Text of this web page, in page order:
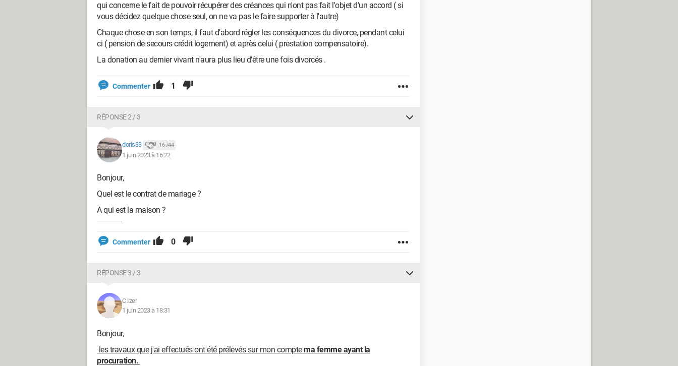
qui concerne le fait de pouvoir récupérer des créances qui n'ont pas fait l'objet d'un accord ( si
vous décidez quelque chose seul, on ne va pas le faire supporter à l'autre)
Chaque chose en son temps, il faut d'abord régler les conséquences du divorce, pendant celui
ci ( pension de secours crédit logement) et après celui ( prestation compensatoire).
La donation au dernier vivant n'aura plus lieu d'être une fois divorcés .
Commenter 1
RÉPONSE 2 / 3
doris33 16 744
1 juin 2023 à 16:22
Bonjour,
Quel est le contrat de mariage ?
A qui est la maison ?
Commenter 0
RÉPONSE 3 / 3
C.Izer
1 juin 2023 à 18:31
Bonjour,
les travaux que j'ai effectués ont été prélevés sur mon comptema femme ayant la
procuration.